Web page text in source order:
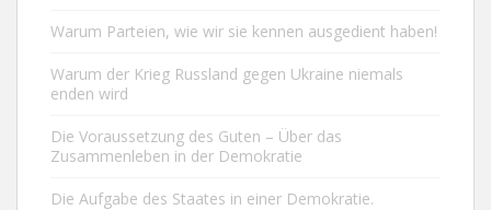
Warum Parteien, wie wir sie kennen ausgedient haben!
Warum der Krieg Russland gegen Ukraine niemals
enden wird
Die Voraussetzung des Guten – Über das
Zusammenleben in der Demokratie
Die Aufgabe des Staates in einer Demokratie.